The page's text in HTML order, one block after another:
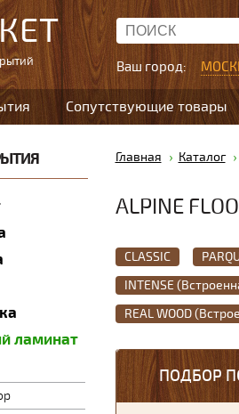
Ваш город:
Сопутствующие товары
ламинат
Главная Каталог
ALPINE
CLASSIC
INTENSE
REAL WOOD
ПОДБОР